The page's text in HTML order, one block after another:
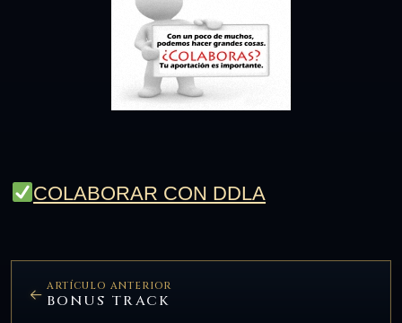
COLABORAR CON DDLA
ARTÍCULO ANTERIOR
BONUS TRACK